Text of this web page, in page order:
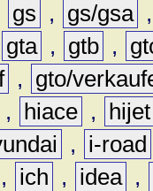
gs , gs/gsa
gta , gtb ,
,
gto/
, hiace ,
hijet
,
i-road
, ich , idea ,